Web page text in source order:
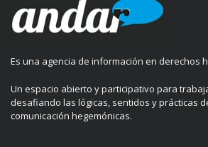
Es una agencia de información en derechos
Un espacio abierto y participativo para
desafiando las lógicas, sentidos y prácticas
comunicación hegemónicas.